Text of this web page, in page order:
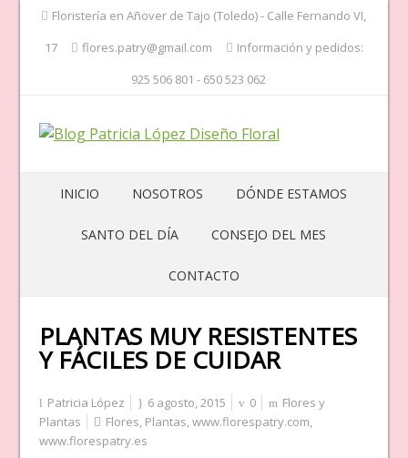
Floristería en Añover de Tajo (Toledo) - Calle Fernando VI,
17
flores.patry@gmail.com
Información y pedidos:
925 506 801 - 650 523 062
INICIO NOSOTROS DÓNDE ESTAMOS
SANTO DEL DÍA CONSEJO DEL MES
CONTACTO
PLANTAS MUY RESISTENTES
Y FÁCILES DE CUIDAR
Patricia López 6 agosto, 2015 0
Flores y
Plantas
Flores, Plantas,www.florespatry.com,
www.florespatry.es